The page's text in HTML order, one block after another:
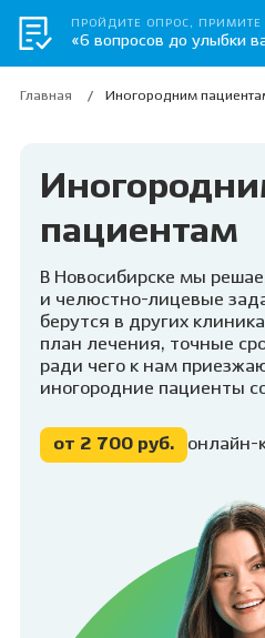
Главная Иногородним
пациентам
В Новосибирске мы
и челюстно-лицевые
берутся в других
план лечения, точные
ради чего к нам
иногородние пациенты
от 2 700 руб. онлайн-
ПРОЙДИТЕ ОПРОС, ПРИМИТЕ
«6 вопросов до улыбки